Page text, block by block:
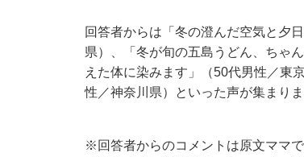
回答者からは「冬の澄んだ空気と夕
県）、「冬が旬の五島うどん、ちゃ
えた体に染みます」（50代男性／東
性／神奈川県）といった声が集まりま
※回答者からのコメントは原文ママ